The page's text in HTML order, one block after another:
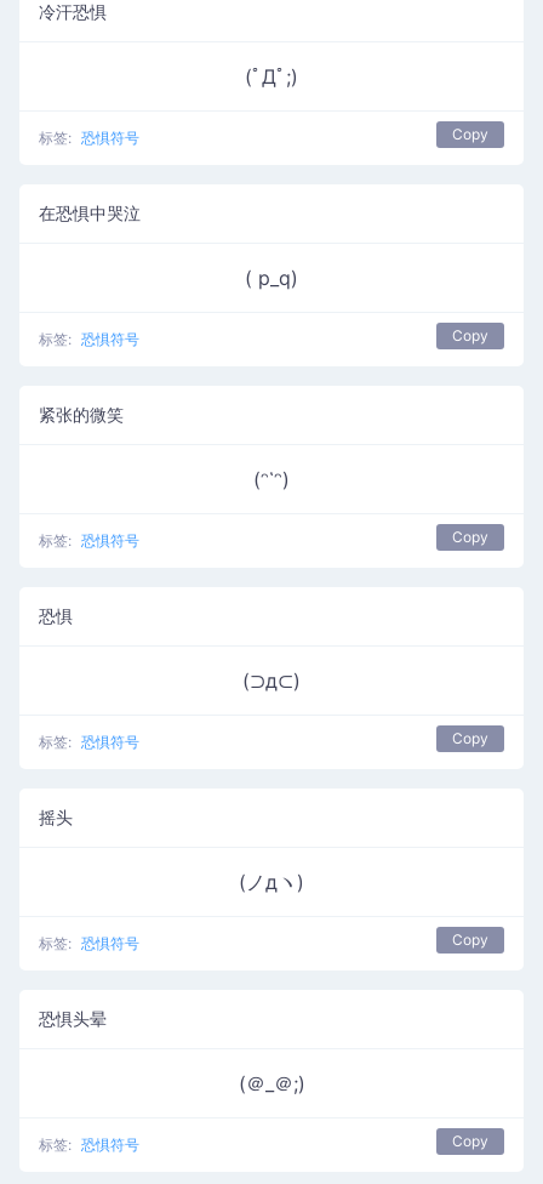
冷汗恐惧
(ﾟДﾟ;)
标签: 恐惧符号 Copy
在恐惧中哭泣
( p_q)
标签: 恐惧符号 Copy
紧张的微笑
(ᵔ῾ᵔ)
标签: 恐惧符号 Copy
恐惧
(⊃д⊂)
标签: 恐惧符号 Copy
摇头
(ノдヽ)
标签: 恐惧符号 Copy
恐惧头晕
(＠_＠;)
标签: 恐惧符号 Copy